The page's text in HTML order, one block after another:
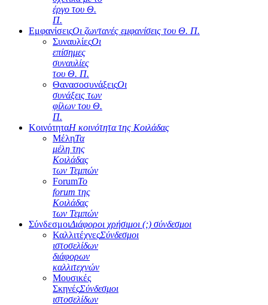
έργο του Θ.
Π.
ΕμφανίσειςΟι ζωντανές εμφανίσεις του Θ. Π.
ΣυναυλίεςΟι
επίσημες
συναυλίες
του Θ. Π.
ΘανασοσυνάξειςΟι
συνάξεις των
φίλων του Θ.
Π.
ΚοινότηταΗ κοινότητα της Κοιλάδας
ΜέληΤα
μέλη της
Κοιλάδας
των Τεμπών
ForumΤο
forum της
Κοιλάδας
των Τεμπών
ΣύνδεσμοιΔιάφοροι χρήσιμοι (;) σύνδεσμοι
ΚαλλιτέχνεςΣύνδεσμοι
ιστοσελίδων
διάφορων
καλλιτεχνών
Μουσικές
ΣκηνέςΣύνδεσμοι
ιστοσελίδων